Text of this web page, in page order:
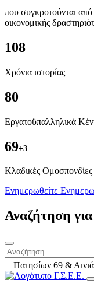
που συγκροτούνται
οικονομικής
108
Χρόνια ιστορίας
80
Εργατοϋπαλληλικά
69+3
Kλαδικές Ομοσπονδίες
Ενημερωθείτε
Αναζήτηση
Πατησίων 69 &